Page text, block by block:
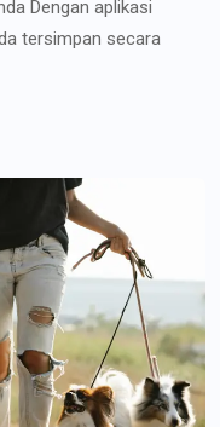
Dengan aplikasi
tersimpan secara